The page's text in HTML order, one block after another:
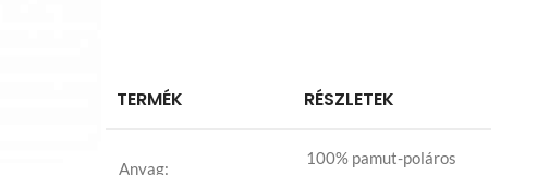
TERMÉK RÉSZLETEK
Anyag:
100% pamut-poláros